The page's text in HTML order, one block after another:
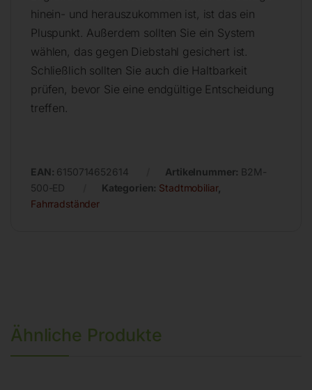
hinein- und herauszukommen ist, ist das ein
Pluspunkt. Außerdem sollten Sie ein System
wählen, das gegen Diebstahl gesichert ist.
Schließlich sollten Sie auch die Haltbarkeit
prüfen, bevor Sie eine endgültige Entscheidung
treffen.
EAN: 6150714652614 Artikelnummer: B2M-
500-ED
Kategorien: Stadtmobiliar,
Fahrradständer
Ähnliche Produkte